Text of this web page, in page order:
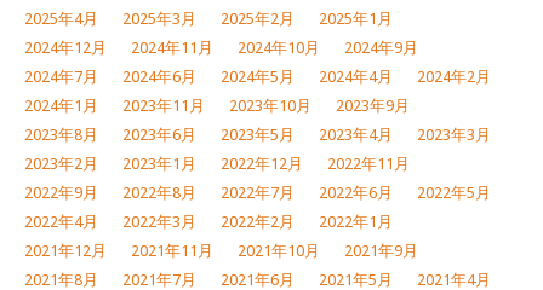
2025年4月
2025年3月 2025年2月
2025年1月
2024年12月
2024年11月 2024年10月
2024年9月
2024年7月
2024年6月 2024年5月 2024年4月
2024年2月
2024年1月
2023年11月 2023年10月
2023年9月
2023年8月
2023年6月 2023年5月 2023年4月
2023年3月
2023年2月
2023年1月 2022年12月
2022年11月
2022年9月
2022年8月 2022年7月 2022年6月
2022年5月
2022年4月
2022年3月 2022年2月
2022年1月
2021年12月
2021年11月 2021年10月
2021年9月
2021年8月
2021年7月 2021年6月 2021年5月
2021年4月